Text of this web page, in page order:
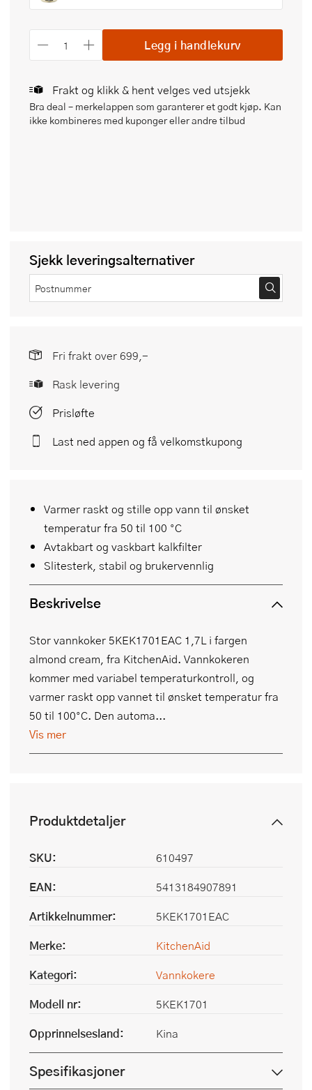
Legg i handlekurv
Frakt og klikk & hent velges ved utsjekk
Bra deal – merkelappen som garanterer et godt kjøp. Kan
ikke kombineres med kuponger eller andre tilbud
Varmer raskt og stille opp vann til ønsket
temperatur fra 50 til 100 °C
Avtakbart og vaskbart kalkfilter
Slitesterk, stabil og brukervennlig
Beskrivelse
Stor vannkoker 5KEK1701EAC 1,7L i fargen
almond cream, fra KitchenAid. Vannkokeren
kommer med variabel temperaturkontroll, og
varmer raskt opp vannet til ønsket temperatur fra
50 til 100°C. Den automa...
Vis mer
Sjekk leveringsalternativer
Fri frakt over 699,-
Rask levering
Prisløfte
Last ned appen og få velkomstkupong
Produktdetaljer
SKU:
610497
EAN:
5413184907891
Artikkelnummer:
5KEK1701EAC
Merke:
KitchenAid
Kategori:
Vannkokere
Modell nr:
5KEK1701
Opprinnelsesland:
Kina
Spesifikasjoner